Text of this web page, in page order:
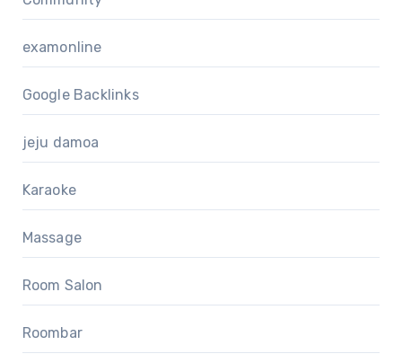
examonline
Google Backlinks
jeju damoa
Karaoke
Massage
Room Salon
Roombar